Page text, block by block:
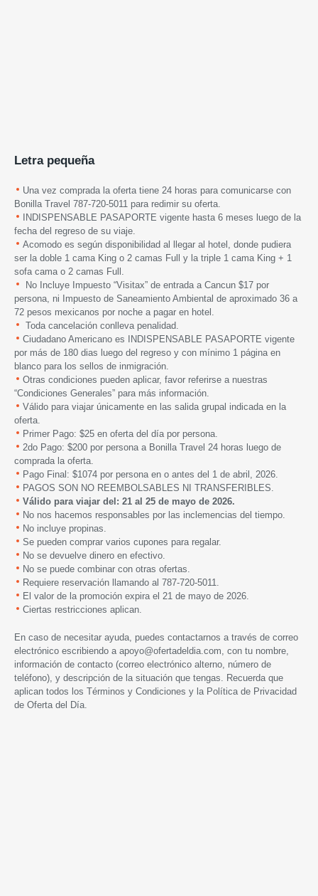
Letra pequeña
Una vez comprada la oferta tiene 24 horas para comunicarse con
Bonilla Travel 787-720-5011 para redimir su oferta.
INDISPENSABLE PASAPORTE vigente hasta 6 meses luego de la
fecha del regreso de su viaje.
Acomodo es según disponibilidad al llegar al hotel, donde pudiera
ser la doble 1 cama King o 2 camas Full y la triple 1 cama King + 1
sofa cama o 2 camas Full.
No Incluye Impuesto “Visitax” de entrada a Cancun $17 por
persona, ni Impuesto de Saneamiento Ambiental de aproximado 36 a
72 pesos mexicanos por noche a pagar en hotel.
Toda cancelación conlleva penalidad.
Ciudadano Americano es INDISPENSABLE PASAPORTE vigente
por más de 180 dias luego del regreso y con mínimo 1 página en
blanco para los sellos de inmigración.
Otras condiciones pueden aplicar, favor referirse a nuestras
“Condiciones Generales” para más información.
Válido para viajar únicamente en las salida grupal indicada en la
oferta.
Primer Pago: $25 en oferta del día por persona.
2do Pago: $200 por persona a Bonilla Travel 24 horas luego de
comprada la oferta.
Pago Final: $1074 por persona en o antes del 1 de abril, 2026.
PAGOS SON NO REEMBOLSABLES NI TRANSFERIBLES.
Válido para viajar del: 21 al 25 de mayo de 2026.
No nos hacemos responsables por las inclemencias del tiempo.
No incluye propinas.
Se pueden comprar varios cupones para regalar.
No se devuelve dinero en efectivo.
No se puede combinar con otras ofertas.
Requiere reservación llamando al 787-720-5011.
El valor de la promoción expira el 21 de mayo de 2026.
Ciertas restricciones aplican.
En caso de necesitar ayuda, puedes contactarnos a través de correo
electrónico escribiendo a apoyo@ofertadeldia.com , con tu nombre,
información de contacto (correo electrónico alterno, número de
teléfono), y descripción de la situación que tengas. Recuerda que
aplican todos los Términos y Condiciones y la Política de Privacidad
de Oferta del Día.